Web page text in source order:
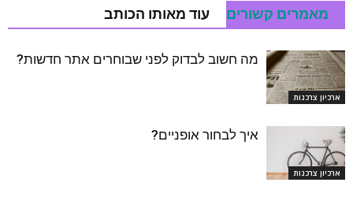
מאמרים קשורים עוד מאותו הכותב
ארכיון צרכנות
מה חשוב לבדוק לפני שבוחרים אתר חדשות?
ארכיון צרכנות
איך לבחור אופניים?